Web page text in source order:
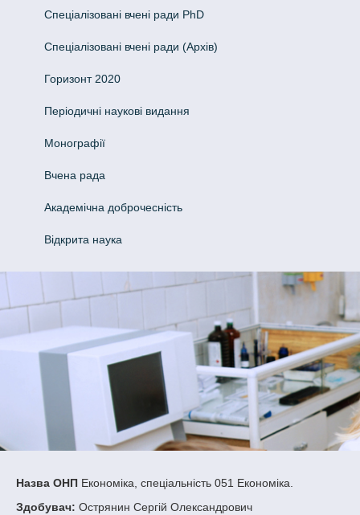
Спеціалізовані вчені ради PhD
Спеціалізовані вчені ради (Архів)
Горизонт 2020
Періодичні наукові видання
Монографії
Вчена рада
Академічна доброчесність
Відкрита наука
Назва ОНПЕкономіка, спеціальність 051 Економіка.
Здобувач: Острянин Сергій Олександрович